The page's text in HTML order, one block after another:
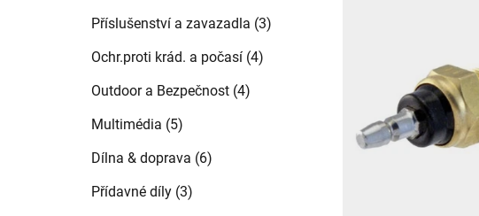
Příslušenství a zavazadla (3)
Ochr.proti krád. a počasí (4)
Outdoor a Bezpečnost (4)
Multimédia (5)
Dílna & doprava (6)
Přídavné díly (3)